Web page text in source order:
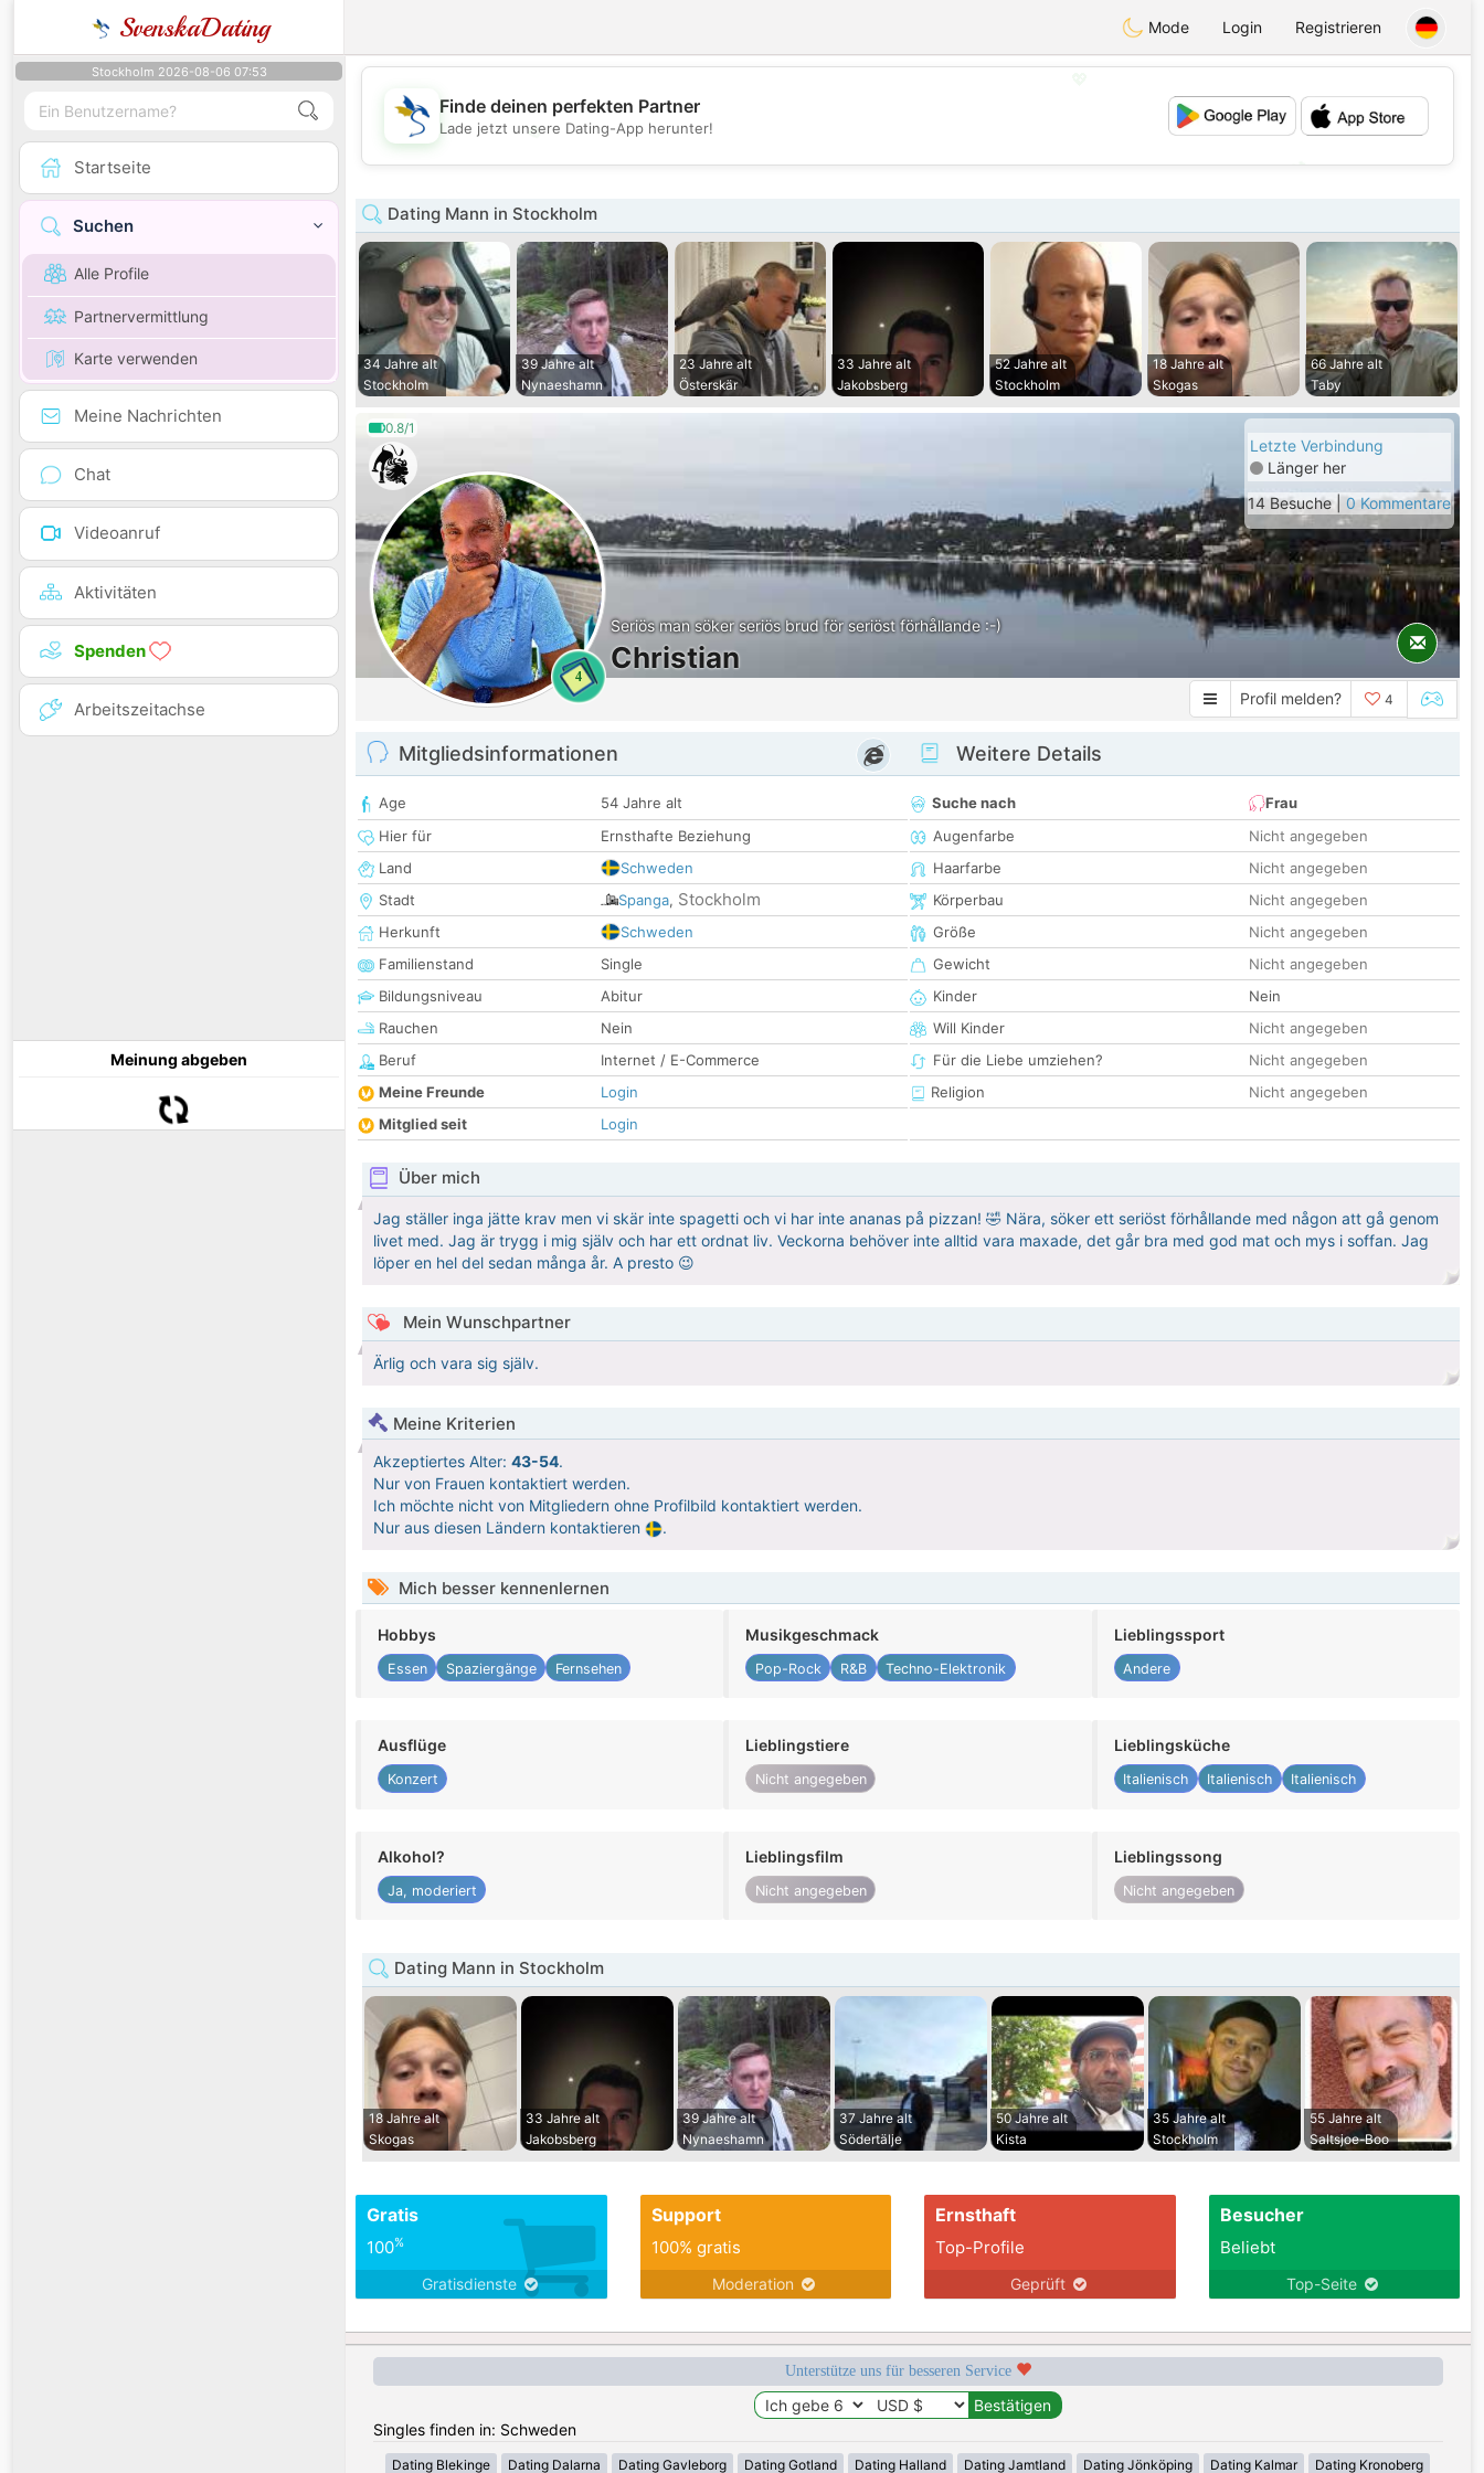
SvenskaDating Mode Login Registrieren
Stockholm 2026-08-06 07:53
Startseite
Suchen
Alle Profile
Partnervermittlung
Karte verwenden
Meine Nachrichten
Chat
Videoanruf
Aktivitäten
Spenden
Arbeitszeitachse
Meinung abgeben
💕
Finde deinen perfekten Partner
Lade jetzt unsere Dating-App herunter!
Dating Mann in Stockholm
34 Jahre alt
Stockholm
39 Jahre alt
Nynaeshamn
23 Jahre alt
Österskär
33 Jahre alt
Jakobsberg
52 Jahre alt
Stockholm
18 Jahre alt
Skogas
66 Jahre alt
Taby
0.8/1
4
Seriös man söker seriös brud för seriöst förhållande :-)
Christian
Letzte Verbindung
Länger her
14 Besuche | 0 Kommentare
Profil melden? 4
Mitgliedsinformationen
Age
54 Jahre alt
Hier für
Ernsthafte Beziehung
Land
Schweden
Stadt
Spanga, Stockholm
Herkunft
Schweden
Familienstand
Single
Bildungsniveau
Abitur
Rauchen
Nein
Beruf
Internet / E-Commerce
Meine Freunde
Login
Mitglied seit
Login
Weitere Details
Suche nach
Frau
Augenfarbe
Nicht angegeben
Haarfarbe
Nicht angegeben
Körperbau
Nicht angegeben
Größe
Nicht angegeben
Gewicht
Nicht angegeben
Kinder
Nein
Will Kinder
Nicht angegeben
Für die Liebe umziehen?
Nicht angegeben
Religion
Nicht angegeben
Über mich
Jag ställer inga jätte krav men vi skär inte spagetti och vi har inte ananas på pizzan! 🤣 Nära, söker ett seriöst förhållande med någon att gå genom
livet med. Jag är trygg i mig själv och har ett ordnat liv. Veckorna behöver inte alltid vara maxade, det går bra med god mat och mys i soffan. Jag
löper en hel del sedan många år. A presto 😉
Mein Wunschpartner
Ärlig och vara sig själv.
Meine Kriterien
Akzeptiertes Alter: 43-54.
Nur von Frauen kontaktiert werden.
Ich möchte nicht von Mitgliedern ohne Profilbild kontaktiert werden.
Nur aus diesen Ländern kontaktieren
.
Mich besser kennenlernen
Hobbys
Essen Spaziergänge Fernsehen
Musikgeschmack
Pop-Rock R&B Techno-Elektronik
Lieblingssport
Andere
Ausflüge
Konzert
Lieblingstiere
Nicht angegeben
Lieblingsküche
Italienisch Italienisch Italienisch
Alkohol?
Ja, moderiert
Lieblingsfilm
Nicht angegeben
Lieblingssong
Nicht angegeben
Dating Mann in Stockholm
18 Jahre alt
Skogas
33 Jahre alt
Jakobsberg
39 Jahre alt
Nynaeshamn
37 Jahre alt
Södertälje
50 Jahre alt
Kista
35 Jahre alt
Stockholm
55 Jahre alt
Saltsjoe-Boo
Gratis
100%
Gratisdienste
Support
100% gratis
Moderation
Ernsthaft
Top-Profile
Geprüft
Besucher
Beliebt
Top-Seite
Unterstütze uns für besseren Service
Singles finden in: Schweden
Dating Blekinge Dating Dalarna Dating Gavleborg Dating Gotland Dating Halland Dating Jamtland Dating Jönköping Dating Kalmar Dating Kronoberg